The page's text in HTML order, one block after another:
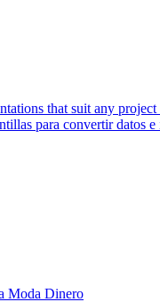
that suit any project
para convertir datos
Moda Dinero